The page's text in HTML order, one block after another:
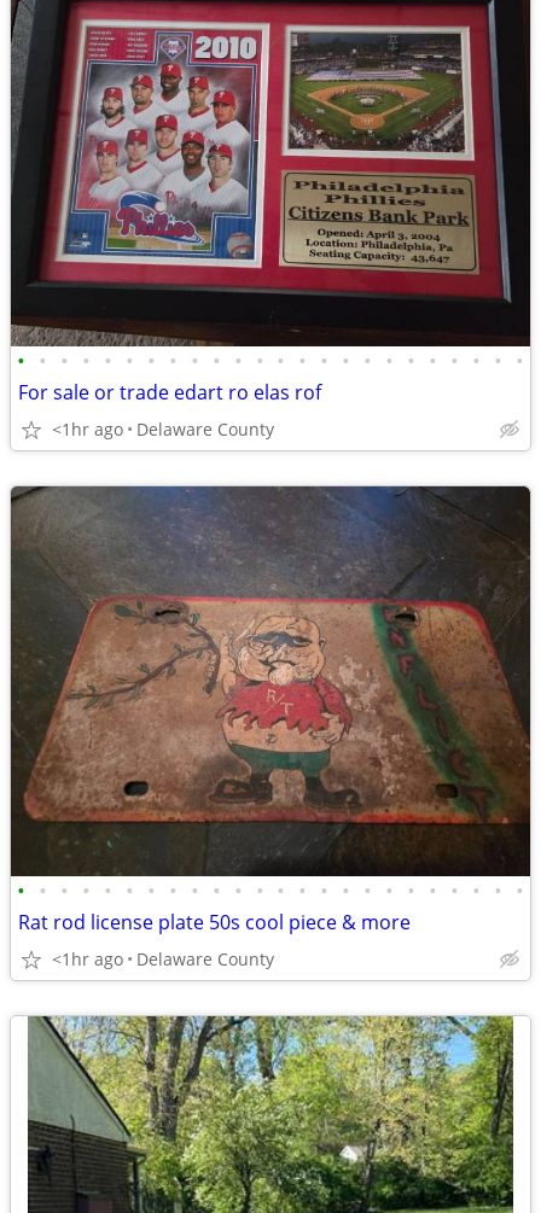
• • • • • • • • • • • • • • • • • • • • • • • •
For sale or trade edart ro elas rof
<1hr ago Delaware County
• • • • • • • • • • • • • • • • • • • • • • • •
Rat rod license plate 50s cool piece & more
<1hr ago Delaware County